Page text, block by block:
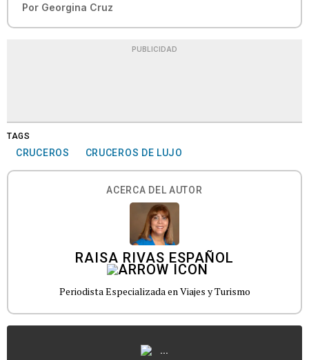
Por Georgina Cruz
PUBLICIDAD
TAGS
CRUCEROS CRUCEROS DE LUJO
ACERCA DEL AUTOR
RAISA RIVAS ESPAÑOL
Periodista Especializada en Viajes y Turismo
...